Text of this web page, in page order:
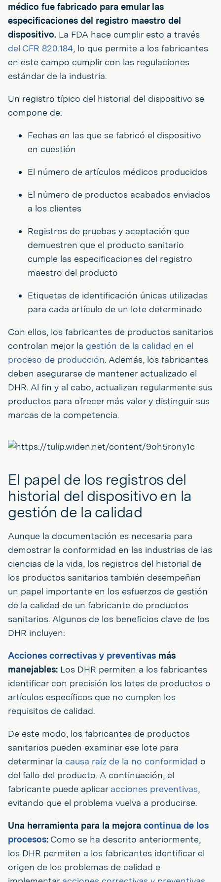
médico fue fabricado para emular las
especificaciones del registro maestro del
dispositivo. La FDA hace cumplir esto a través
del CFR 820.184, lo que permite a los fabricantes
en este campo cumplir con las regulaciones
estándar de la industria.
Un registro típico del historial del dispositivo se
compone de:
Fechas en las que se fabricó el dispositivo
en cuestión
El número de artículos médicos producidos
El número de productos acabados enviados
a los clientes
Registros de pruebas y aceptación que
demuestren que el producto sanitario
cumple las especificaciones del registro
maestro del producto
Etiquetas de identificación únicas utilizadas
para cada artículo de un lote determinado
Con ellos, los fabricantes de productos sanitarios
controlan mejor la gestión de la calidad en el
proceso de producción. Además, los fabricantes
deben asegurarse de mantener actualizado el
DHR. Al fin y al cabo, actualizan regularmente sus
productos para ofrecer más valor y distinguir sus
marcas de la competencia.
El papel de los registros del
historial del dispositivo en la
gestión de la calidad
Aunque la documentación es necesaria para
demostrar la conformidad en las industrias de las
ciencias de la vida, los registros del historial de
los productos sanitarios también desempeñan
un papel importante en los esfuerzos de gestión
de la calidad de un fabricante de productos
sanitarios. Algunos de los beneficios clave de los
DHR incluyen:
Acciones correctivas y preventivas más
manejables: Los DHR permiten a los fabricantes
identificar con precisión los lotes de productos o
artículos específicos que no cumplen los
requisitos de calidad.
De este modo, los fabricantes de productos
sanitarios pueden examinar ese lote para
determinar la causa raíz de la no conformidad o
del fallo del producto. A continuación, el
fabricante puede aplicar acciones preventivas,
evitando que el problema vuelva a producirse.
Una herramienta para la mejora continua de los
procesos: Como se ha descrito anteriormente,
los DHR permiten a los fabricantes identificar el
origen de los problemas de calidad e